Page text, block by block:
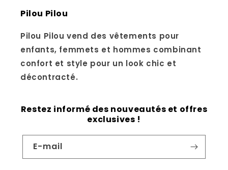
Pilou Pilou
Pilou Pilou vend des vêtements pour
enfants, femmets et hommes combinant
confort et style pour un look chic et
décontracté.
Restez informé des nouveautés et offres
exclusives !
E-mail